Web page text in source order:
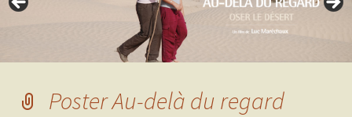
Poster Au-delà du regard